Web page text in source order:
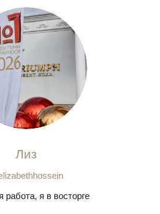
Лиз
работа, я в восторге